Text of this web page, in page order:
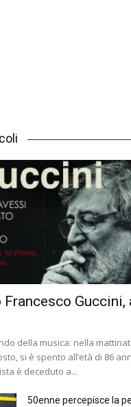
Francesco Guccini,
della musica: nella
si è spento all’età di 86
è deceduto a...
50enne percepisce la